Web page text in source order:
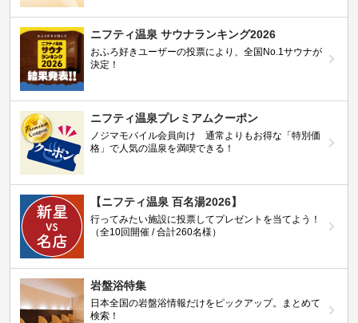
ニフティ温泉 サウナランキング2026
おふろ好きユーザーの投票により、全国No.1サウナが
決定！
ニフティ温泉プレミアムクーポン
ノジマモバイル会員向け 通常よりもお得な「特別価
格」で人気の温泉を満喫できる！
【ニフティ温泉 百名湯2026】
行ってみたい施設に投票してプレゼントを当てよう！
（全10回開催 / 合計260名様）
岩盤浴特集
日本全国の岩盤浴情報だけをピックアップ。まとめて
検索！